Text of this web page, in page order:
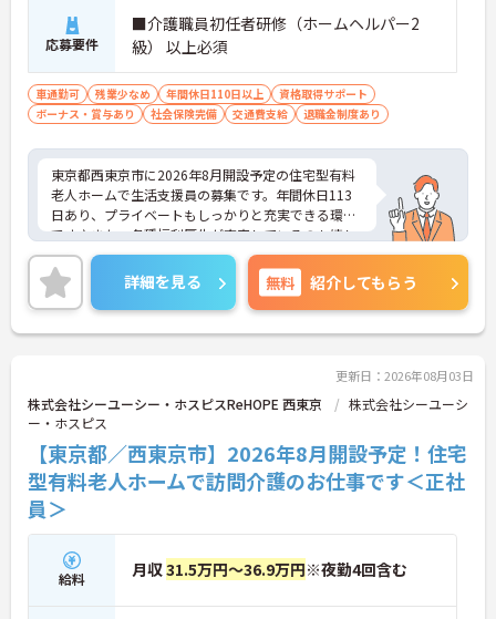
・処遇改善手当78,000円、賞与は年2回＋処遇改善
一時金も別途支給されています。
あるなど、年次にかかわらず頑張りが評価され、キ
ャリアアップを実現できる職場環境です
【働きやすい休日・残業面と、長く安心して働ける
福利厚生が魅力です】
・月9日公休に加え、夏季・冬季休暇各3日が確保さ
れており（年間休日113日）、オンオフのメリハリ
をつけて働くことができます。
・全社平均残業月5時間程度と、業界平均を大きく
下回る少ない残業時間を実現しています
・退職金制度（勤続3年以上）・保育手当・育児短
時間勤務・マインドフルネスプログラムなど、長期
的に安心して働き続けるための制度が充実していま
応募要件
■介護職員初任者研修（ホームヘルパー2
級） 以上必須
車通勤可 残業少なめ 年間休日110日以上
資格取得サポート
ボーナス・賞与あり
社会保険完備 交通費支給 退職金制度あり
東京都西東京市に2026年8月開設予定の住宅型有料
老人ホームで生活支援員の募集です。年間休日113
日あり、プライベートもしっかりと充実できる環境
です♪また、各種福利厚生が充実しているのも嬉し
いポイントです！ご興味のある方はご面接のポイン
トお伝えしますのでご気軽にお問い合わせくださ
い。
詳細を見る 無料 紹介してもらう
更新日：2026年08月03日
株式会社シーユーシー・ホスピスReHOPE 西東京
株式会社シーユーシ
ー・ホスピス
【東京都／西東京市】2026年8月開設予定！住宅
型有料老人ホームで訪問介護のお仕事です＜正社
員＞
給料 月収31.5万円～36.9万円※夜勤4回含む